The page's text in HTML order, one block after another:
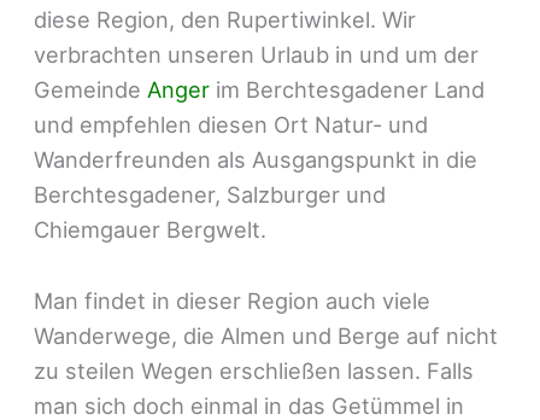
diese Region, den Rupertiwinkel. Wir
verbrachten unseren Urlaub in und um der
GemeindeAnger im Berchtesgadener Land
und empfehlen diesen Ort Natur- und
Wanderfreunden als Ausgangspunkt in die
Berchtesgadener, Salzburger und
Chiemgauer Bergwelt.
Man findet in dieser Region auch viele
Wanderwege, die Almen und Berge auf nicht
zu steilen Wegen erschließen lassen. Falls
man sich doch einmal in das Getümmel in